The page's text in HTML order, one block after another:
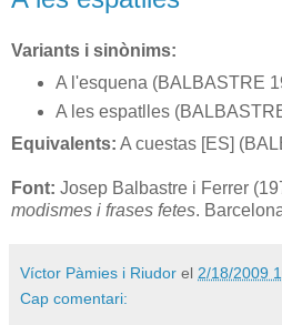
Variants i sinònims:
A l'esquena (BALBASTRE
A les espatlles
Equivalents: A cuestas [ES]
Font: Josep Balbastre i Ferrer
modismes i frases fetes.
Víctor Pàmies i Riudor el 2/18/2009
Cap comentari: